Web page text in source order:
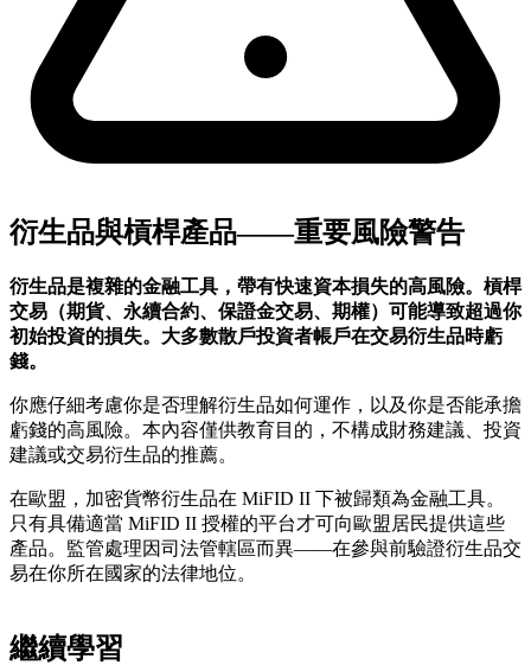
衍生品與槓桿產品——重要風險警告
衍生品是複雜的金融工具，帶有快速資本損失的高風險。槓桿
交易（期貨、永續合約、保證金交易、期權）可能導致超過你
初始投資的損失。大多數散戶投資者帳戶在交易衍生品時虧
錢。
你應仔細考慮你是否理解衍生品如何運作，以及你是否能承擔
虧錢的高風險。本內容僅供教育目的，不構成財務建議、投資
建議或交易衍生品的推薦。
在歐盟，加密貨幣衍生品在 MiFID II 下被歸類為金融工具。
只有具備適當 MiFID II 授權的平台才可向歐盟居民提供這些
產品。監管處理因司法管轄區而異——在參與前驗證衍生品交
易在你所在國家的法律地位。
繼續學習